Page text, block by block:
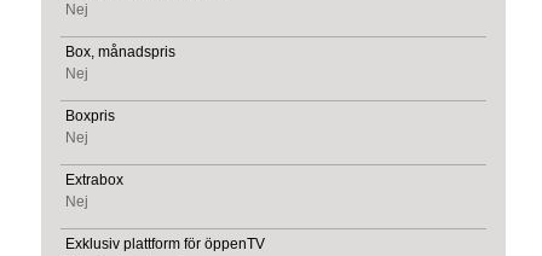
Nej
Box, månadspris
Nej
Boxpris
Nej
Extrabox
Nej
Exklusiv plattform för öppenTV